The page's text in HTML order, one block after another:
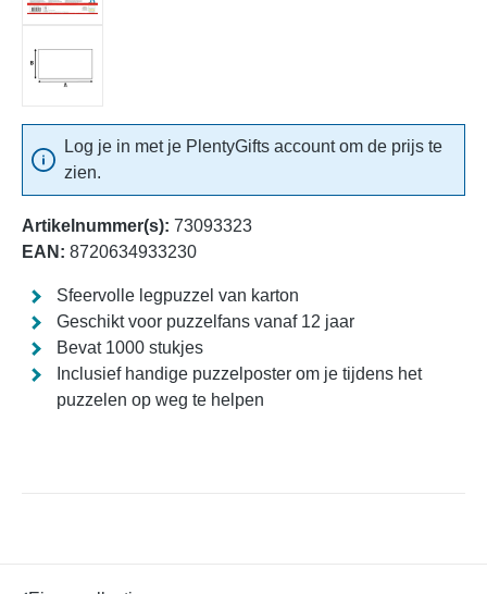
Log je in met je PlentyGifts account om de prijs te
zien.
Artikelnummer(s): 73093323
EAN: 8720634933230
Sfeervolle legpuzzel van karton
Geschikt voor puzzelfans vanaf 12 jaar
Bevat 1000 stukjes
Inclusief handige puzzelposter om je tijdens het
puzzelen op weg te helpen